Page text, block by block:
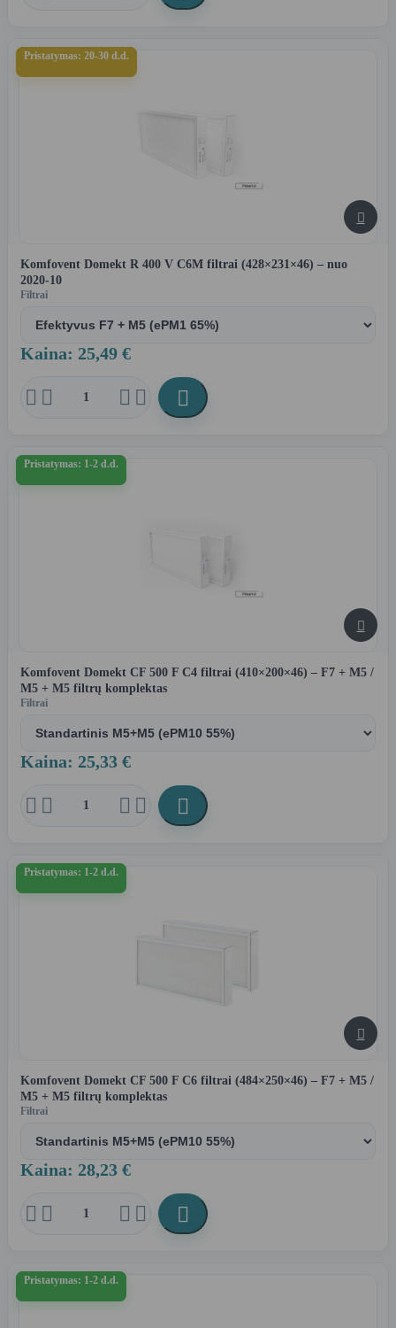
Pristatymas: 20-30 d.d.

Komfovent Domekt R 400 V C6M filtrai (428×231×46) – nuo
2020-10
Filtrai
Kaina: 25,49 €
    
Pristatymas: 1-2 d.d.

Komfovent Domekt CF 500 F C4 filtrai (410×200×46) – F7 + M5 /
M5 + M5 filtrų komplektas
Filtrai
Kaina: 25,33 €
    
Pristatymas: 1-2 d.d.

Komfovent Domekt CF 500 F C6 filtrai (484×250×46) – F7 + M5 /
M5 + M5 filtrų komplektas
Filtrai
Kaina: 28,23 €
    
Pristatymas: 1-2 d.d.